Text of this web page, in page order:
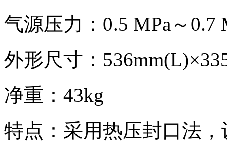
气源压力：0.5 MPa～0.7
外形尺寸：
净重：43kg
特点：采用热压封口法